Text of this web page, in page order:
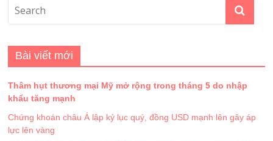
Bài viết mới
Thâm hụt thương mại Mỹ mở rộng trong tháng 5 do nhập
khẩu tăng mạnh
Chứng khoán châu Á lập kỷ lục quý, đồng USD mạnh lên gây áp
lực lên vàng